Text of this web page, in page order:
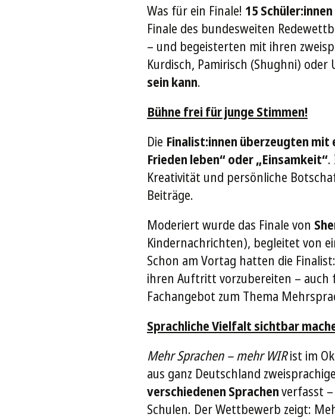
Was für ein Finale! 15
Finale des bundesweiten
– und begeisterten mit ihren
Kurdisch, Pamirisch (Shughni)
sein kann.
Bühne frei für junge Stimmen!
Die Finalist:innen überzeugten mit
Frieden leben“ oder „Einsamkeit“.
Kreativität und persönliche
Beiträge.
Moderiert wurde das Finale von
Kindernachrichten), begleitet von
Schon am Vortag hatten die
ihren Auftritt vorzubereiten – auch
Fachangebot zum Thema
Sprachliche Vielfalt sichtbar
Mehr Sprachen – mehr WIRist im
aus ganz Deutschland
verschiedenen Sprachenverfasst
Schulen. Der Wettbewerb zeigt: